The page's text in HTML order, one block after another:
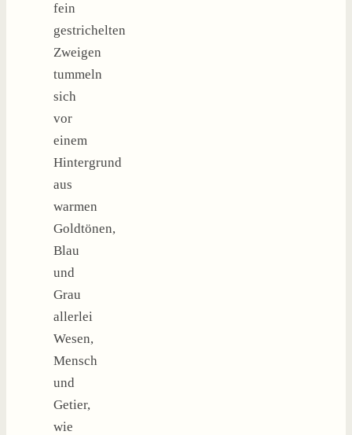
fein
gestrichelten
Zweigen
tummeln
sich
vor
einem
Hintergrund
aus
warmen
Goldtönen,
Blau
und
Grau
allerlei
Wesen,
Mensch
und
Getier,
wie